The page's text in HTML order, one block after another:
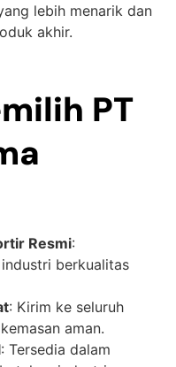
lebih menarik dan
akhir.
PT
Resmi:
berkualitas
: Kirim ke seluruh
aman.
: Tersedia dalam